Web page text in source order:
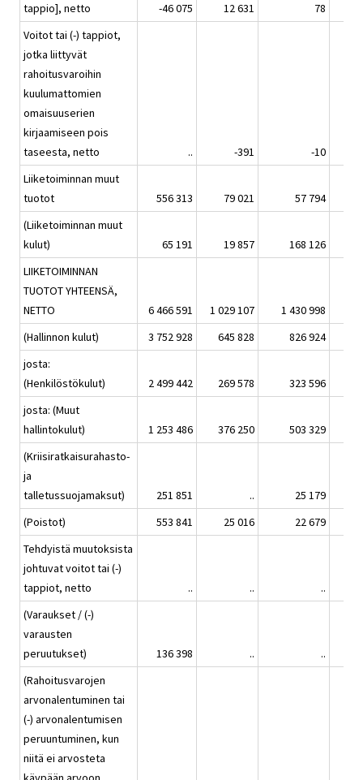
tappio], netto
-46 075 12 631
78
Voitot tai (-) tappiot,
jotka liittyvät
rahoitusvaroihin
kuulumattomien
omaisuuserien
kirjaamiseen pois
taseesta, netto
.. -391
-10
Liiketoiminnan muut
tuotot
556 313 79 021
57 794
(Liiketoiminnan muut
kulut)
65 191 19 857
168 126
LIIKETOIMINNAN
TUOTOT YHTEENSÄ,
NETTO
6 466 591 1 029 107 1 430 998
(Hallinnon kulut)
3 752 928 645 828 826 924
josta:
(Henkilöstökulut)
2 499 442 269 578
323 596
josta: (Muut
hallintokulut)
1 253 486 376 250 503 329
(Kriisiratkaisurahasto-
ja
talletussuojamaksut)
251 851 ..
25 179
(Poistot)
553 841 25 016
22 679
Tehdyistä muutoksista
johtuvat voitot tai (-)
tappiot, netto
.. ..
..
(Varaukset / (-)
varausten
peruutukset)
136 398 ..
..
(Rahoitusvarojen
arvonalentuminen tai
(-) arvonalentumisen
peruuntuminen, kun
niitä ei arvosteta